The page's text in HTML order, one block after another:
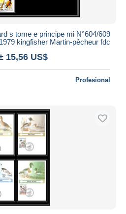
s tome e principe mi N°604/609
kingfisher Martin-pêcheur fdc
15,56 US$
Profesional